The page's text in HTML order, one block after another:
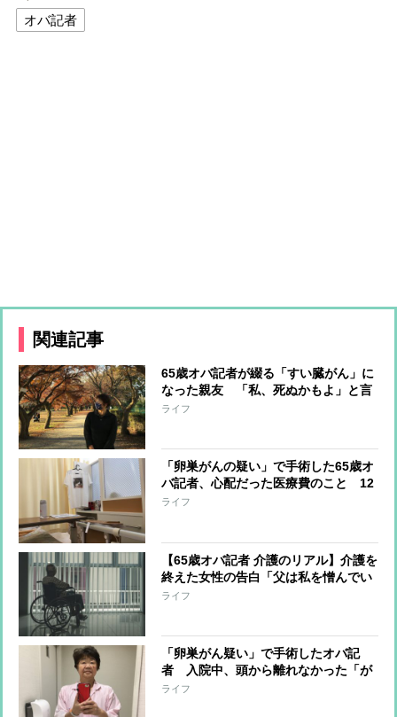
オバ記者
関連記事
65歳オバ記者が綴る「すい臓がん」に
なった親友 「私、死ぬかもよ」と言
った2か月後に永遠に別れるまで
ライフ
「卵巣がんの疑い」で手術した65歳オ
バ記者、心配だった医療費のこと 12
日間の入院で負担額は？
ライフ
【65歳オバ記者 介護のリアル】介護を
終えた女性の告白「父は私を憎んでい
た」 父娘の関係はなぜ“崩壊”したの
ライフ
「卵巣がん疑い」で手術したオバ記
者 入院中、頭から離れなかった「が
ん保険」のこと
ライフ